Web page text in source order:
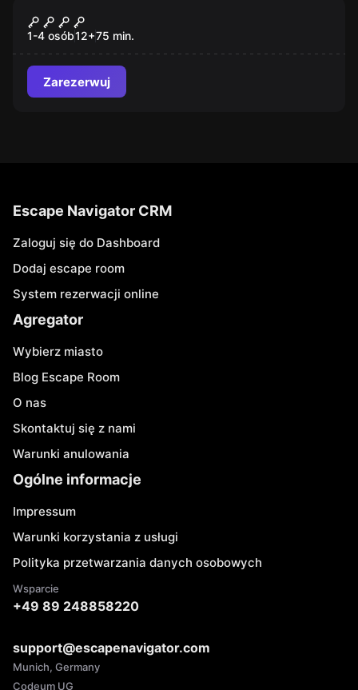
Wyścig Szczurów
1-4 osób12+75 min.
Zarezerwuj
Escape Navigator CRM
Zaloguj się do Dashboard
Dodaj escape room
System rezerwacji online
Agregator
Wybierz miasto
Blog Escape Room
O nas
Skontaktuj się z nami
Warunki anulowania
Ogólne informacje
Impressum
Warunki korzystania z usługi
Polityka przetwarzania danych osobowych
Wsparcie
+49 89 248858220
support@escapenavigator.com
Munich, Germany
Codeum UG